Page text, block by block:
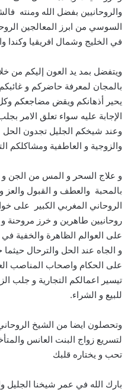
والروحانيين بفضل الله ومنته
السوسي من ابرز المعالجين
في الخليج وشمال افريقيا وكندا
ويتفضل بمد يد العون إليكم من
بالمجان لمعرفة حاضركم و
يحير أذهانكم ويقض مضاجعكم
الإجابة عليه سواء تعلق الامر
وعند شيخكم الجليل تجدون الحل
والزوجية و العاطفية ومشاكلكم
و علاج السحر و المس من الجن و
بالمحبة والعطف و القبول والعز
الروحاني المغربي الكبير على
روحانيين طاهرين و خرز مروحنة و
على العوالم الظاهرة والخفية
و الجاه عند الحل والترحال
على الحكام واصحاب المناصب
تيسير اعمالكم التجارية و جلب
للبيع و الشراء.
وتحصلون ايضا من الشيخ
لتسريع زواج البنت العانس
تحب و يختاره قلبك
بارك الله في عمر شيخنا الجليل